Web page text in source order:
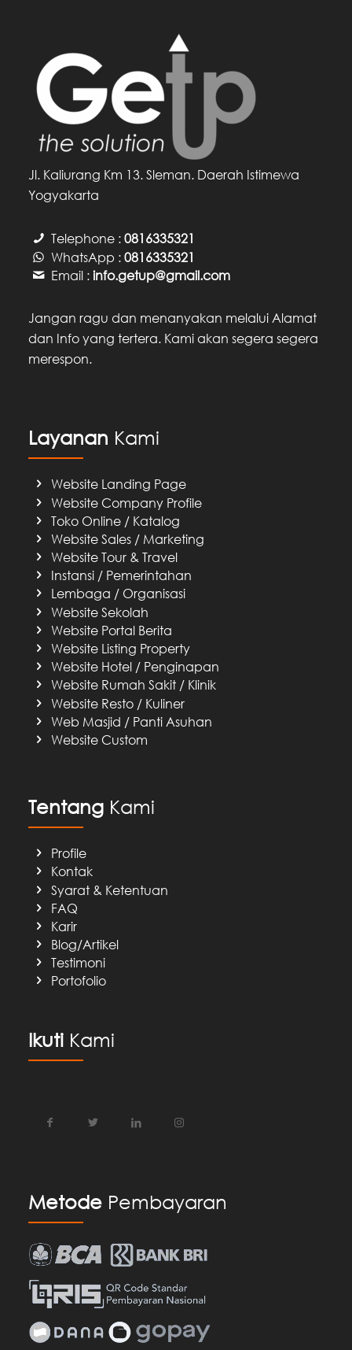
Jl. Kaliurang Km 13. Sleman. Daerah Istimewa
Yogyakarta
Telephone :0816335321
WhatsApp :0816335321
Email :info.getup@gmail.com
Jangan ragu dan menanyakan melalui Alamat
dan Info yang tertera. Kami akan segera segera
merespon.
Layanan Kami
Website Landing Page
Website Company Profile
Toko Online / Katalog
Website Sales / Marketing
Website Tour & Travel
Instansi / Pemerintahan
Lembaga / Organisasi
Website Sekolah
Website Portal Berita
Website Listing Property
Website Hotel / Penginapan
Website Rumah Sakit / Klinik
Website Resto / Kuliner
Web Masjid / Panti Asuhan
Website Custom
TentangKami
Profile
Kontak
Syarat & Ketentuan
FAQ
Karir
Blog/Artikel
Testimoni
Portofolio
IkutiKami
MetodePembayaran